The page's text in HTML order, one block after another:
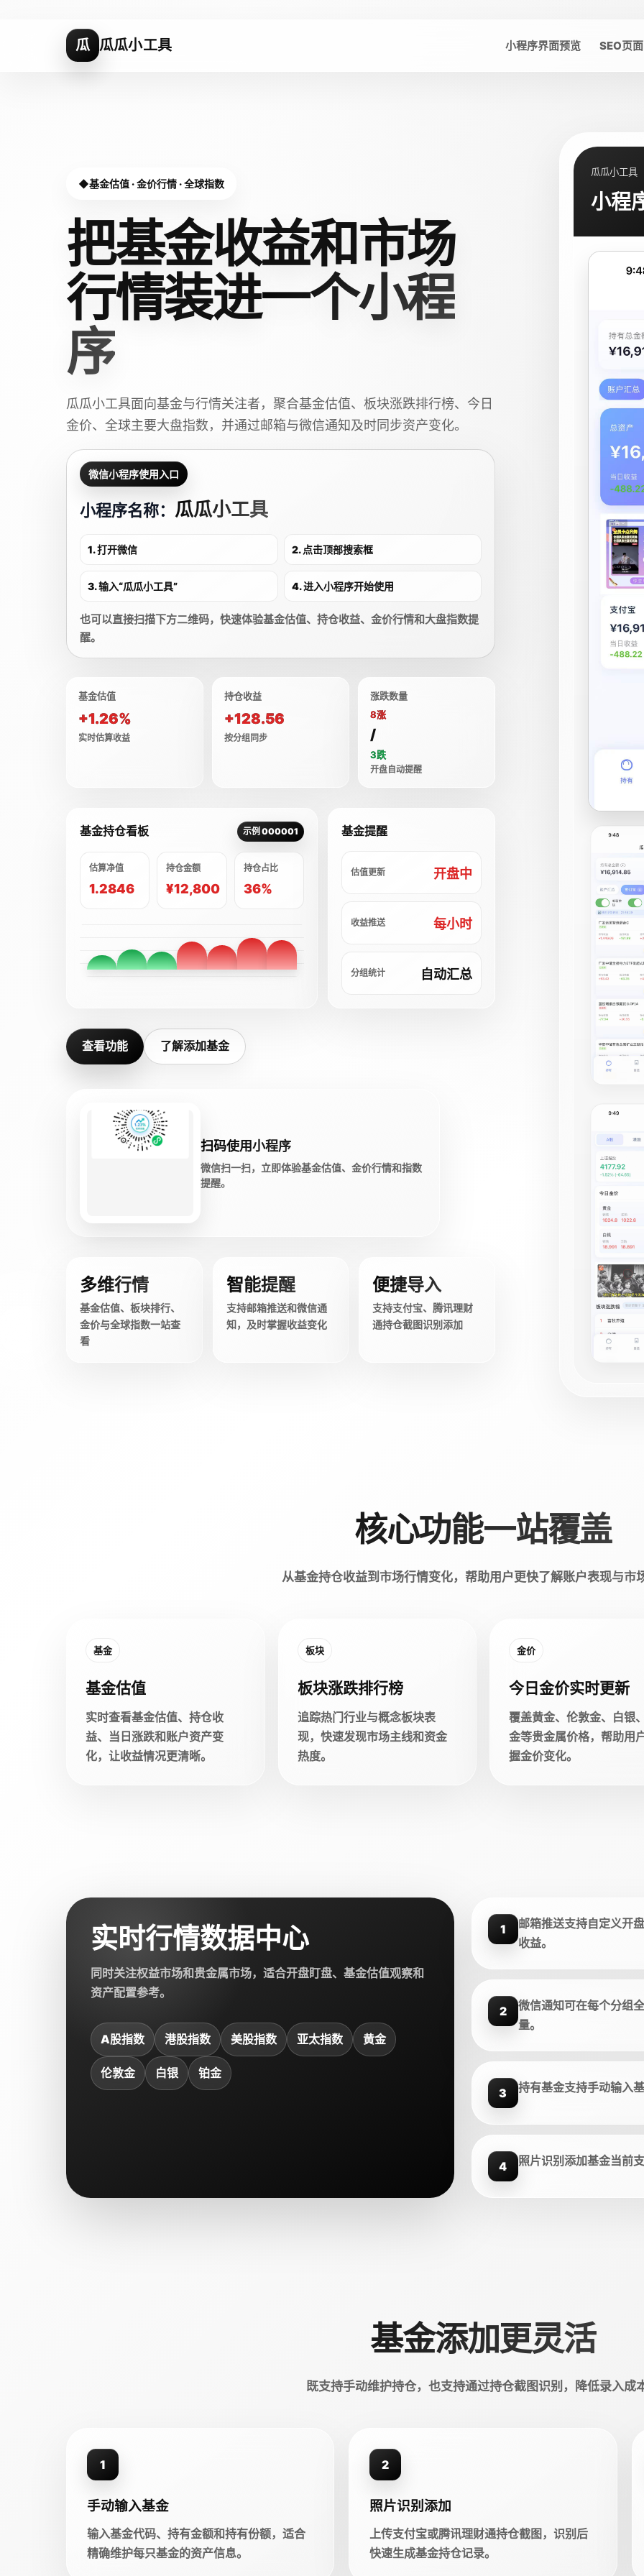
瓜 瓜瓜小工具 小程序界面预览 SEO页面
基金估值 · 金价行情 · 全球指数
把基金收益和市场
行情装进一个小程
序
瓜瓜小工具面向基金与行情关注者，聚合基金估值、板块涨跌排行榜、今日
金价、全球主要大盘指数，并通过邮箱与微信通知及时同步资产变化。
微信小程序使用入口
小程序名称： 瓜瓜小工具
1. 打开微信 2. 点击顶部搜索框
3. 输入“瓜瓜小工具” 4. 进入小程序开始使用
也可以直接扫描下方二维码，快速体验基金估值、持仓收益、金价行情和大盘指数提
醒。
基金估值
+1.26%
实时估算收益
持仓收益
+128.56
按分组同步
涨跌数量
8涨
/
3跌
开盘自动提醒
基金持仓看板 示例 000001
估算净值
1.2846
持仓金额
¥12,800
持仓占比
36%
基金提醒
估值更新 开盘中
收益推送 每小时
分组统计 自动汇总
查看功能 了解添加基金
扫码使用小程序
微信扫一扫，立即体验基金估值、金价行情和指数
提醒。
多维行情
基金估值、板块排行、
金价与全球指数一站查
看
智能提醒
支持邮箱推送和微信通
知，及时掌握收益变化
便捷导入
支持支付宝、腾讯理财
通持仓截图识别添加
瓜瓜小工具
小程
核心功能一站覆盖
从基金持仓收益到市场行情变化，帮助用户更快了解账户表现与市
基金
基金估值
实时查看基金估值、持仓收
益、当日涨跌和账户资产变
化，让收益情况更清晰。
板块
板块涨跌排行榜
追踪热门行业与概念板块表
现，快速发现市场主线和资金
热度。
金价
今日金价实时更新
覆盖黄金、伦敦金、白银
金等贵金属价格，帮助用
握金价变化。
实时行情数据中心
同时关注权益市场和贵金属市场，适合开盘盯盘、基金估值观察和
资产配置参考。
A股指数 港股指数 美股指数 亚太指数 黄金
伦敦金 白银 铂金
1
邮箱推送支持自定义开
收益。
2
微信通知可在每个分组
量。
3 持有基金支持手动输入
4 照片识别添加基金当前
基金添加更灵活
既支持手动维护持仓，也支持通过持仓截图识别，降低录入成
1
手动输入基金
输入基金代码、持有金额和持有份额，适合
精确维护每只基金的资产信息。
2
照片识别添加
上传支付宝或腾讯理财通持仓截图，识别后
快速生成基金持仓记录。